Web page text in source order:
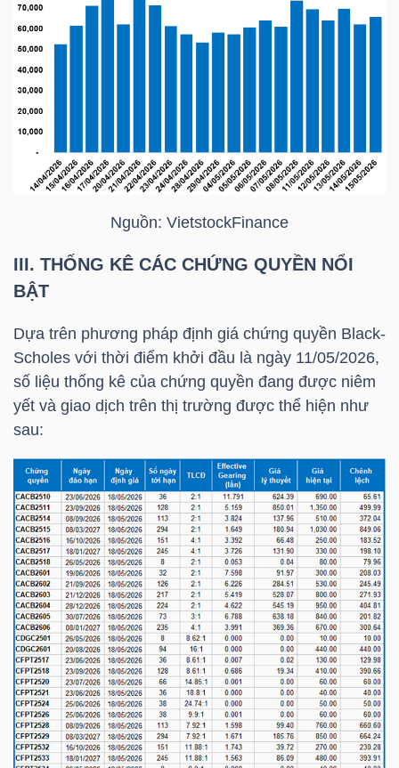
Nguồn: VietstockFinance
III. THỐNG KÊ CÁC CHỨNG QUYỀN NỔI
BẬT
Dựa trên phương pháp định giá chứng quyền Black-
Scholes với thời điểm khởi đầu là ngày 11/05/2026,
số liệu thống kê của chứng quyền đang được niêm
yết và giao dịch trên thị trường được thể hiện như
sau:
Ngành
(-)
VS-
LƯỢNG
NGUYÊN
VẬT
LIỆU
CÔNG
NGHIỆP
TIÊU
DÙNG
KHÔNG
THIẾT